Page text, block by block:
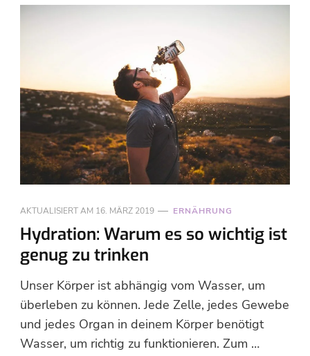
AKTUALISIERT AM 16. MÄRZ 2019 ERNÄHRUNG
Hydration: Warum es so wichtig ist
genug zu trinken
Unser Körper ist abhängig vom Wasser, um
überleben zu können. Jede Zelle, jedes Gewebe
und jedes Organ in deinem Körper benötigt
Wasser, um richtig zu funktionieren. Zum …